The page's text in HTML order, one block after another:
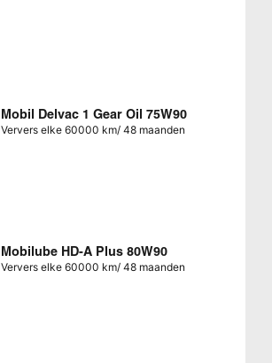
Mobil Delvac 1 Gear Oil 75W90
Ververs elke 60000 km/ 48 maanden
Mobilube HD-A Plus 80W90
Ververs elke 60000 km/ 48 maanden